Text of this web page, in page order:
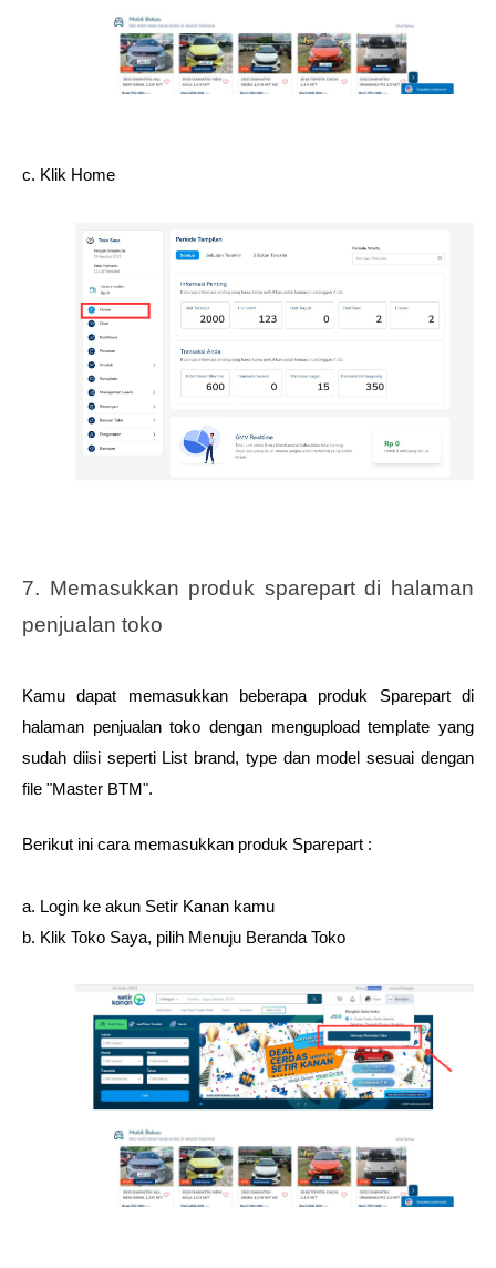
c. Klik Home
7. Memasukkan produk sparepart di halaman
penjualan toko
Kamu dapat memasukkan beberapa produk Sparepart di
halaman penjualan toko dengan mengupload template yang
sudah diisi seperti List brand, type dan model sesuai dengan
file "Master BTM".
Berikut ini cara memasukkan produk Sparepart :
a. Login ke akun Setir Kanan kamu
b. Klik Toko Saya, pilih Menuju Beranda Toko